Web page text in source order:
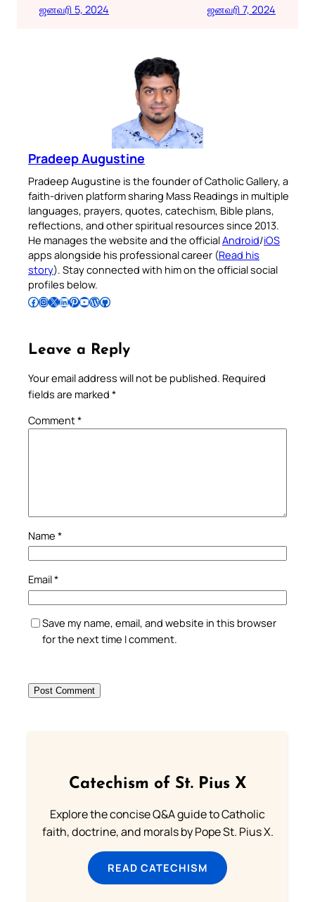
ஜனவரி 5, 2024
ஜனவரி 7, 2024
Pradeep Augustine
Pradeep Augustine is the founder of Catholic Gallery, a
faith-driven platform sharing Mass Readings in multiple
languages, prayers, quotes, catechism, Bible plans,
reflections, and other spiritual resources since 2013.
He manages the website and the officialAndroid/iOS
apps alongside his professional career (Read his
story). Stay connected with him on the official social
profiles below.
Follow Pradeep on Facebook Follow Pradeep on InstagramFollow Pradeep on X Follow Pradeep on LinkedIn Follow Pradeep on Pinterest Subscribe to Pradeep’s Youtube Channel Follow Pradeep on WordPress Follow Pradeep on GitHub
Leave a Reply
Your email address will not be published. Required
fields are marked *
Comment*
Name *
Email*
Save my name, email, and website in this browser
for the next time I comment.
Catechism of St. Pius X
Explore the concise Q&A guide to Catholic
faith, doctrine, and morals by Pope St. Pius X.
READ CATECHISM